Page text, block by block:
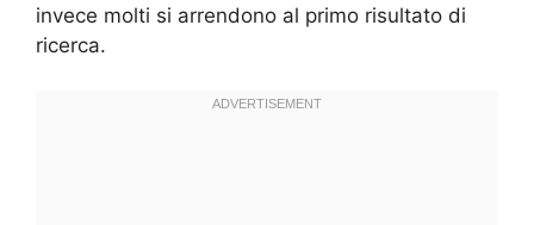
invece molti si arrendono al primo risultato di
ricerca.